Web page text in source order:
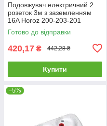
Подовжувач електричний 2
розеток 3м з заземленням
16A Horoz 200-203-201
Готово до відправки
420,17 ₴ 442,28 ₴
Купити
–5%